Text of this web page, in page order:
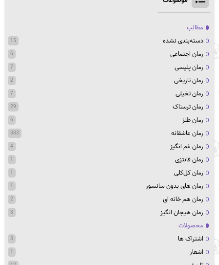
مطالب
دسته‌بندی نشده
15
رمان اجتماعی 6
رمان پلیسی 7
رمان تاریخی 2
رمان تخیلی 7
رمان ترسناک 29
رمان طنز 6
رمان عاشقانه 383
رمان غم انگیز 4
رمان فانتزی 1
رمان کل‌کلی 1
رمان های بدون سانسور 1
رمان هم خانه ای 2
رمان هیجان انگیز 3
محصولات
اشتراک ها
3
اشعار 1